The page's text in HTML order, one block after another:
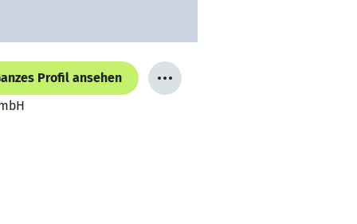
Profil ansehen